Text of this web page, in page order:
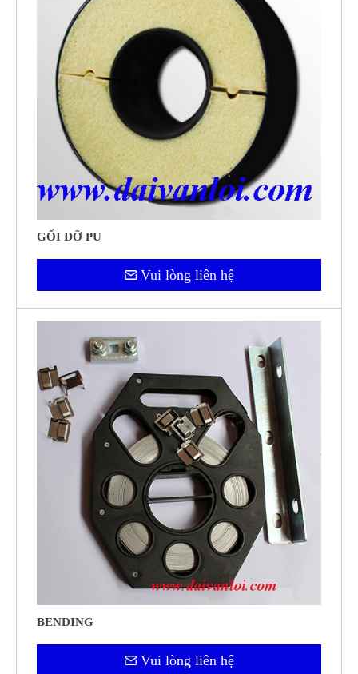
GỐI ĐỠ PU
Vui lòng liên hệ
BENDING
Vui lòng liên hệ